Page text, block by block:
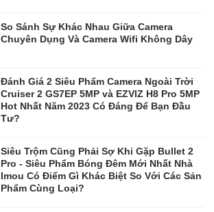
So Sánh Sự Khác Nhau Giữa Camera
Chuyên Dụng Và Camera Wifi Không Dây
Đánh Giá 2 Siêu Phẩm Camera Ngoài Trời
Cruiser 2 GS7EP 5MP và EZVIZ H8 Pro 5MP
Hot Nhất Năm 2023 Có Đáng Để Bạn Đầu
Tư?
Siêu Trộm Cũng Phải Sợ Khi Gặp Bullet 2
Pro - Siêu Phẩm Bóng Đêm Mới Nhất Nhà
Imou Có Điểm Gì Khác Biệt So Với Các Sản
Phẩm Cùng Loại?